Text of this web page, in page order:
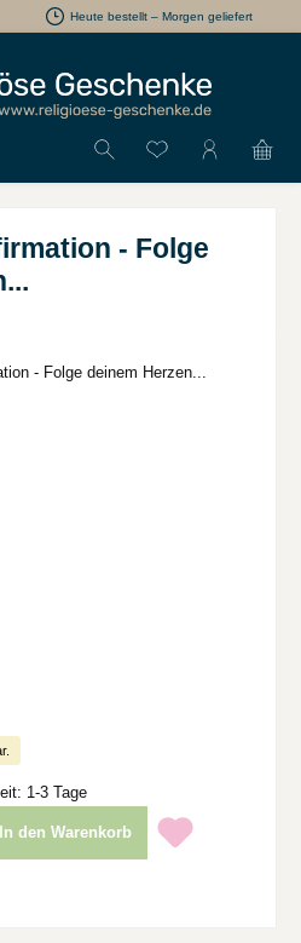
Heute bestellt – Morgen geliefert
Du hast 0
- Folge
1-3 Tage
Wert ein oder benutze die Schaltflächen
In den Warenkorb